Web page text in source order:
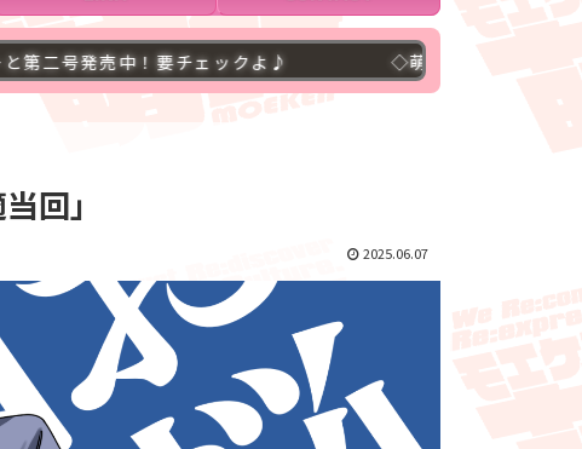
要チェックよ♪ ◇萌研ブログ４００００アクセス突破
回」
2025.06.07